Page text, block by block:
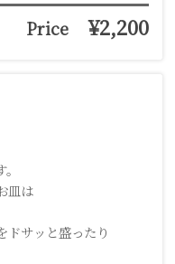
Price ¥2,200
皿は
ドサッと盛ったり